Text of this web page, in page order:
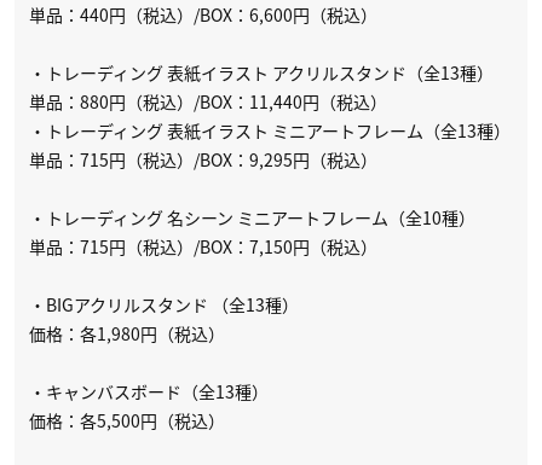
単品：440円（税込）/BOX：6,600円（税込）
・トレーディング 表紙イラスト アクリルスタンド（全13種）
単品：880円（税込）/BOX：11,440円（税込）
・トレーディング 表紙イラスト ミニアートフレーム（全13種）
単品：715円（税込）/BOX：9,295円（税込）
・トレーディング 名シーン ミニアートフレーム（全10種）
単品：715円（税込）/BOX：7,150円（税込）
・BIGアクリルスタンド （全13種）
価格：各1,980円（税込）
・キャンバスボード（全13種）
価格：各5,500円（税込）